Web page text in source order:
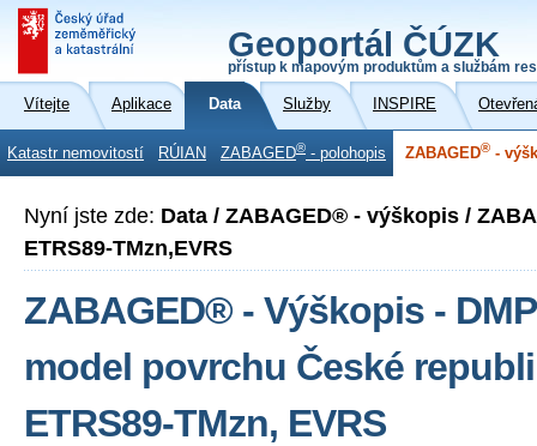
Geoportál ČÚZK
přístup k mapovým produktům a službám
Vítejte Aplikace Data Služby INSPIRE
Katastr nemovitostí RÚIAN ZABAGED® - polohopis ZABAGED® -
Nyní jste zde: Data / ZABAGED® - výškopis /
ETRS89-TMzn,EVRS
ZABAGED® - Výškopis -
model povrchu České
ETRS89-TMzn, EVRS